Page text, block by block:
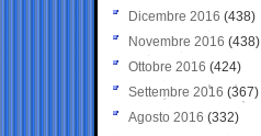
Dicembre 2016 (438)
Novembre 2016 (438)
Ottobre 2016 (424)
Settembre 2016 (367)
Agosto 2016 (332)